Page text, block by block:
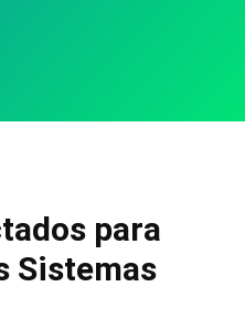
para
Sistemas